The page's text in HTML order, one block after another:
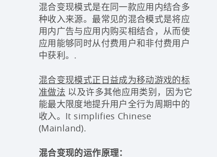
混合变现模式是在同一款应用内结合多
种收入来源。最常见的混合模式是将应
用内广告与应用内购买相结合，从而使
应用能够同时从付费用户和非付费用户
中获利。.
混合变现模式正日益成为移动游戏的标
准做法 以及许多其他应用类别，因为它
能最大限度地提升用户全行为周期中的
收入。It simplifies Chinese
(Mainland).
混合变现的运作原理：